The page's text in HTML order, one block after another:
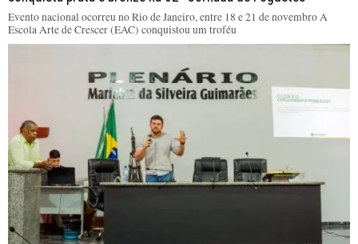
Evento nacional ocorreu no Rio de Janeiro, entre 18 e 21 de novembro A
Escola Arte de Crescer (EAC) conquistou um troféu